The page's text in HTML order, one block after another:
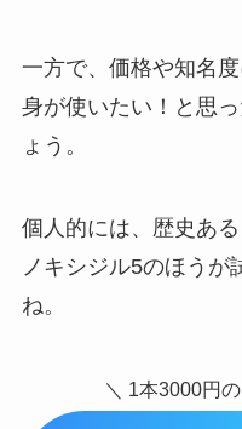
一方で、価格や知名
身が使いたい！と思
ょう。
個人的には、歴史あ
ノキシジル5のほうが
ね。
＼ 1本3000円